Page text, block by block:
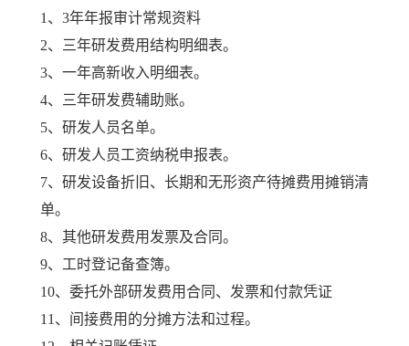
1、3年年报审计常规资料
2、三年研发费用结构明细表。
3、一年高新收入明细表。
4、三年研发费辅助账。
5、研发人员名单。
6、研发人员工资纳税申报表。
7、研发设备折旧、长期和无形资产待摊费用摊销清
单。
8、其他研发费用发票及合同。
9、工时登记备查簿。
10、委托外部研发费用合同、发票和付款凭证
11、间接费用的分摊方法和过程。